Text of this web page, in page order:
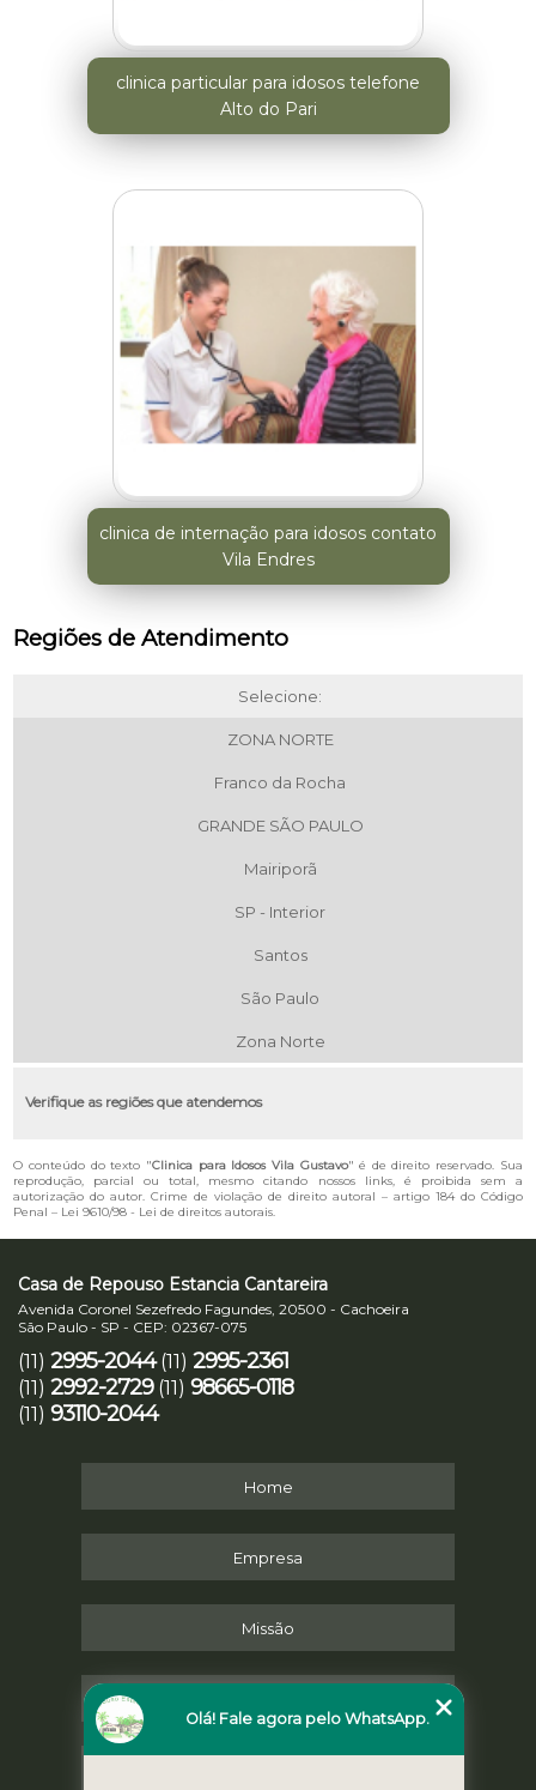
clinica particular para idosos telefone
Alto do Pari
clinica de internação para idosos contato
Vila Endres
Regiões de Atendimento
Selecione:
ZONA NORTE
Franco da Rocha
GRANDE SÃO PAULO
Mairiporã
SP - Interior
Santos
São Paulo
Zona Norte
Verifique as regiões que atendemos
O conteúdo do texto "Clinica para Idosos Vila Gustavo" é de direito reservado. Sua
reprodução, parcial ou total, mesmo citando nossos links, é proibida sem a
autorização do autor. Crime de violação de direito autoral – artigo 184 do Código
Penal – Lei 9610/98 - Lei de direitos autorais.
Casa de Repouso Estancia Cantareira
Avenida Coronel Sezefredo Fagundes, 20500 - Cachoeira
São Paulo - SP - CEP: 02367-075
(11) 2995-2044 (11) 2995-2361
(11) 2992-2729 (11) 98665-0118
(11) 93110-2044
Home
Empresa
Missão
Olá! Fale agora pelo WhatsApp.